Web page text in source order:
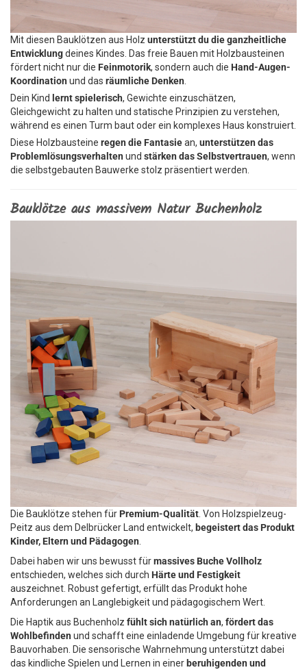
Mit diesen Bauklötzen aus Holz unterstützt du die ganzheitliche
Entwicklungdeines Kindes. Das freie Bauen mit Holzbausteinen
fördert nicht nur die Feinmotorik, sondern auch die Hand-Augen-
Koordination und das räumliche Denken
Dein Kind lernt spielerisch, Gewichte einzuschätzen,
Gleichgewicht zu halten und statische Prinzipien zu verstehen,
während es einen Turm baut oder ein komplexes Haus konstruiert.
Diese Holzbausteine regen die Fantasiean, unterstützen das
Problemlösungsverhalten und stärken das Selbstvertrauen, wenn
die selbstgebauten Bauwerke stolz präsentiert werden.
Bauklötze aus massivem Natur Buchenholz
Die Bauklötze stehen für Premium-Qualität . Von Holzspielzeug-
Peitz aus dem Delbrücker Land entwickelt, begeistert das Produkt
Kinder, Eltern und Pädagogen
Dabei haben wir uns bewusst fürmassives Buche Vollholz
entschieden, welches sich durch Härte und Festigkeit
auszeichnet. Robust gefertigt, erfüllt das Produkt hohe
Anforderungen an Langlebigkeit und pädagogischem Wert.
Die Haptik aus Buchenholz fühlt sich natürlich an, fördert das
Wohlbefinden und schafft eine einladende Umgebung für kreative
Bauvorhaben. Die sensorische Wahrnehmung unterstützt dabei
das kindliche Spielen und Lernen in einer beruhigenden und